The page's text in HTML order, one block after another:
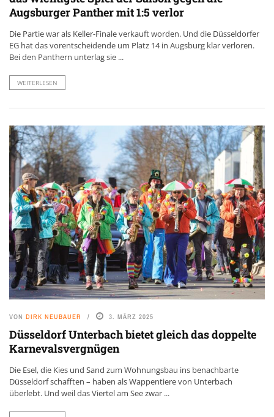
Augsburger Panther mit 1:5 verlor
Die Partie war als Keller-Finale verkauft worden. Und die Düsseldorfer
EG hat das vorentscheidende um Platz 14 in Augsburg klar verloren.
Bei den Panthern unterlag sie ...
WEITERLESEN
VON DIRK NEUBAUER 3. MÄRZ 2025
Düsseldorf Unterbach bietet gleich das doppelte
Karnevalsvergnügen
Die Esel, die Kies und Sand zum Wohnungsbau ins benachbarte
Düsseldorf schafften – haben als Wappentiere von Unterbach
überlebt. Und weil das Viertel am See zwar ...